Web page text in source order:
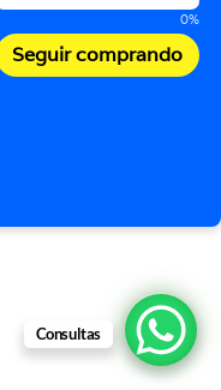
Consultas
0%
Seguir comprando